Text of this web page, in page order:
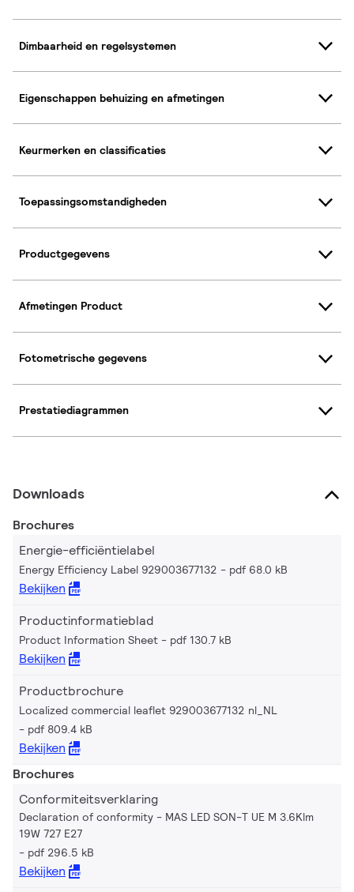
Dimbaarheid en regelsystemen
Eigenschappen behuizing en afmetingen
Keurmerken en classificaties
Toepassingsomstandigheden
Productgegevens
Afmetingen Product
Fotometrische gegevens
Prestatiediagrammen
Downloads
Brochures
Energie-efficiëntielabel
Energy Efficiency Label 929003677132 pdf 68.0 kB
Bekijken
Productinformatieblad
Product Information Sheet pdf 130.7 kB
Bekijken
Productbrochure
Localized commercial leaflet 929003677132 nl_NL
pdf 809.4 kB
Bekijken
Brochures
Conformiteitsverklaring
Declaration of conformity - MAS LED SON-T UE M 3.6Klm
19W 727 E27
pdf 296.5 kB
Bekijken